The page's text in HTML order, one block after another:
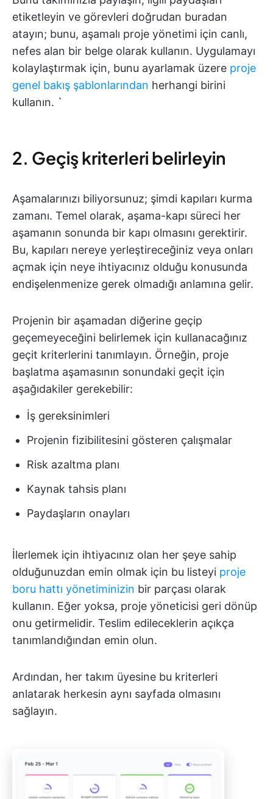
etiketleyin ve görevleri doğrudan buradan
atayın; bunu, aşamalı proje yönetimi için canlı,
nefes alan bir belge olarak kullanın. Uygulamayı
kolaylaştırmak için, bunu ayarlamak üzere proje
genel bakış şablonlarından herhangi birini
kullanın. `
2. Geçiş kriterleri belirleyin
Aşamalarınızı biliyorsunuz; şimdi kapıları kurma
zamanı. Temel olarak, aşama-kapı süreci her
aşamanın sonunda bir kapı olmasını gerektirir.
Bu, kapıları nereye yerleştireceğiniz veya onları
açmak için neye ihtiyacınız olduğu konusunda
endişelenmenize gerek olmadığı anlamına gelir.
Projenin bir aşamadan diğerine geçip
geçemeyeceğini belirlemek için kullanacağınız
geçit kriterlerini tanımlayın. Örneğin, proje
başlatma aşamasının sonundaki geçit için
aşağıdakiler gerekebilir:
İş gereksinimleri
Projenin fizibilitesini gösteren çalışmalar
Risk azaltma planı
Kaynak tahsis planı
Paydaşların onayları
İlerlemek için ihtiyacınız olan her şeye sahip
olduğunuzdan emin olmak için bu listeyi proje
boru hattı yönetiminizin bir parçası olarak
kullanın. Eğer yoksa, proje yöneticisi geri dönüp
onu getirmelidir. Teslim edileceklerin açıkça
tanımlandığından emin olun.
Ardından, her takım üyesine bu kriterleri
anlatarak herkesin aynı sayfada olmasını
sağlayın.